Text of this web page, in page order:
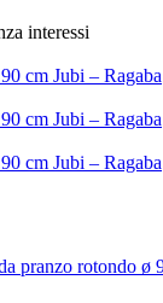
interessi
cm Jubi – Ragaba
cm Jubi – Ragaba
cm Jubi – Ragaba
pranzo rotondo ø